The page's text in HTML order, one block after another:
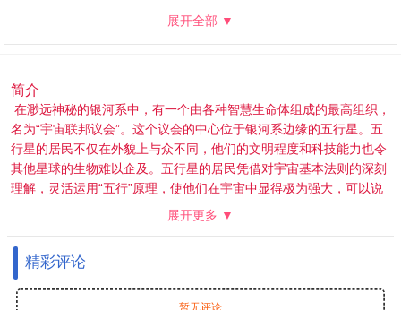
展开全部 ▼
简介
在渺远神秘的银河系中，有一个由各种智慧生命体组成的最高组织，
名为“宇宙联邦议会”。这个议会的中心位于银河系边缘的五行星。五
行星的居民不仅在外貌上与众不同，他们的文明程度和科技能力也令
其他星球的生物难以企及。五行星的居民凭借对宇宙基本法则的深刻
理解，灵活运用“五行”原理，使他们在宇宙中显得极为强大，可以说
是超级宇宙人。通过这种高度发达的科技与哲理，他们掌握着宇宙的
在最近的一次议会上，五行星获得了宇宙联邦议会下属的“恒星发展
指导审议会”的重大批准。他们通过了一项重要的议案——《加速开
发被其他生物支配的星球》。这个决定标志着五行星的居民将开始积
极介入其他星球的事务，以达到他们的目的。而他们的下一个目标直
展开更多 ▼
精彩评论